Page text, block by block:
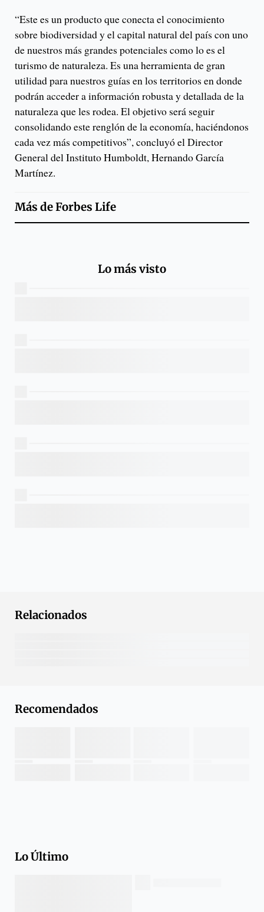
“Este es un producto que conecta el conocimiento
sobre biodiversidad y el capital natural del país con uno
de nuestros más grandes potenciales como lo es el
turismo de naturaleza. Es una herramienta de gran
utilidad para nuestros guías en los territorios en donde
podrán acceder a información robusta y detallada de la
naturaleza que les rodea. El objetivo será seguir
consolidando este renglón de la economía, haciéndonos
cada vez más competitivos”, concluyó el Director
General del Instituto Humboldt, Hernando García
Martínez.
Más deForbes Life
Lo más visto
Relacionados
Recomendados
Lo Último